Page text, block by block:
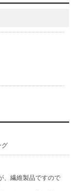
グ
、繊維製品ですので